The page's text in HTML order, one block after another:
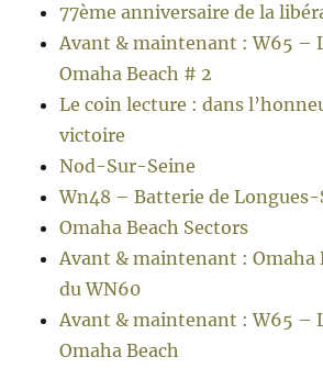
77ème anniversaire de la
Avant & maintenant : W65 –
Omaha Beach # 2
Le coin lecture : dans
victoire
Nod-Sur-Seine
Wn48 – Batterie de
Omaha Beach Sectors
Avant & maintenant : Omaha
du WN60
Avant & maintenant : W65 –
Omaha Beach